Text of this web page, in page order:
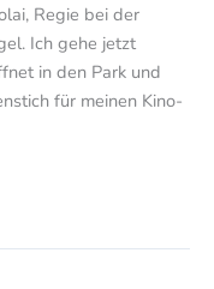
Regie bei der
Ich gehe jetzt
in den Park und
für meinen Kino-